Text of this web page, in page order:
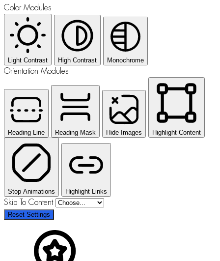
Color Modules
Light Contrast High Contrast Monochrome
Orientation Modules
Reading Line Reading Mask Hide Images Highlight Content
Stop Animations Highlight Links
Skip To Content
Reset Settings